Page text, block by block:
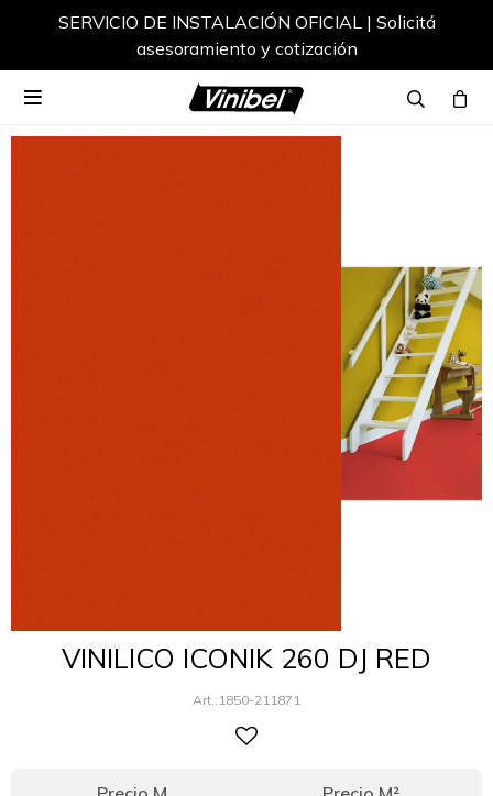
SERVICIO DE INSTALACIÓN OFICIAL | Solicitá
asesoramiento y cotización

VINILICO ICONIK 260 DJ RED
1850-211871